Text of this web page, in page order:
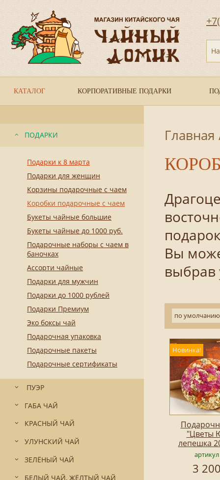
КАТАЛОГ КОРПОРАТИВНЫЕ ПОДАРКИ
ПОДАРКИ
Подарки к 8 марта
Подарки для женщин
Корзины подарочные с чаем
Коробки подарочные с чаем
Букеты чайные большие
Букеты чайные до 1000 руб.
Подарочные наборы с чаем в
баночках
Ассорти чайные
Подарки для мужчин
Подарки до 1000 рублей
Подарки Премиум
Эко боксы чай
Подарочная упаковка
Подарочные пакеты
Подарочные сертификаты
ПУЭР
ГАБА ЧАЙ
КРАСНЫЙ ЧАЙ
УЛУНСКИЙ ЧАЙ
ЗЕЛЁНЫЙ ЧАЙ
БЕЛЫЙ ЧАЙ, ЖЁЛТЫЙ ЧАЙ
Главная
Вы
выбрав
по умолчанию
Новинка!
"Цветы
лепешка
3